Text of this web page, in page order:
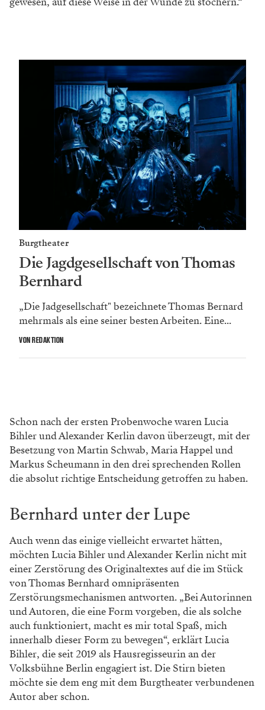
Burgtheater
Die Jagdgesellschaft von Thomas
Bernhard
„Die Jadgesellschaft" bezeichnete Thomas Bernard
mehrmals als eine seiner besten Arbeiten. Eine...
VON REDAKTION
Schon nach der ersten Probenwoche waren Lucia
Bihler und Alexander Kerlin davon überzeugt, mit der
Besetzung von Martin Schwab, Maria Happel und
Markus Scheumann in den drei sprechenden Rollen
die absolut richtige Entscheidung getroffen zu haben.
Bernhard unter der Lupe
Auch wenn das einige vielleicht erwartet hätten,
möchten Lucia Bihler und Alexander Kerlin nicht mit
einer Zerstörung des Originaltextes auf die im Stück
von Thomas Bernhard omnipräsenten
Zerstörungsmechanismen antworten. „Bei Autorinnen
und Autoren, die eine Form vorgeben, die als solche
auch funktioniert, macht es mir total Spaß, mich
innerhalb dieser Form zu bewegen“, erklärt Lucia
Bihler, die seit 2019 als Hausregisseurin an der
Volksbühne Berlin engagiert ist. Die Stirn bieten
möchte sie dem eng mit dem Burgtheater verbundenen
Autor aber schon.